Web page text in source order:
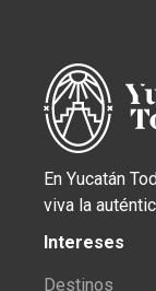
En Yucatán
viva la
Intereses
Destinos